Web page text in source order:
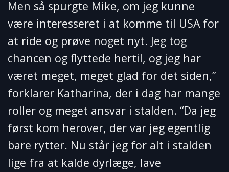
Men så spurgte Mike, om jeg kunne
være interesseret i at komme til USA for
at ride og prøve noget nyt. Jeg tog
chancen og flyttede hertil, og jeg har
været meget, meget glad for det siden,”
forklarer Katharina, der i dag har mange
roller og meget ansvar i stalden. “Da jeg
først kom herover, der var jeg egentlig
bare rytter. Nu står jeg for alt i stalden
lige fra at kalde dyrlæge, lave